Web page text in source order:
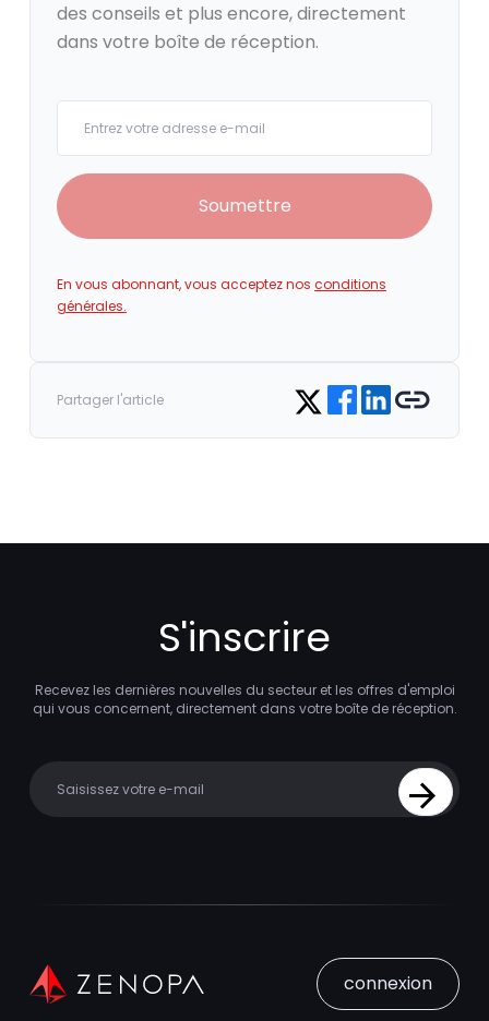
des conseils et plus encore, directement
dans votre boîte de réception.
Soumettre
En vous abonnant, vous acceptez nos conditions
générales.
Partager l'article Share on Twitter
Share on Facebook
Share on LinkedIn
Copy link
S'inscrire
Recevez les dernières nouvelles du secteur et les offres d'emploi
qui vous concernent, directement dans votre boîte de réception.
Sign Up
connexion